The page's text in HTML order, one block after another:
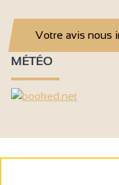
Votre avis nous
MÉTÉO